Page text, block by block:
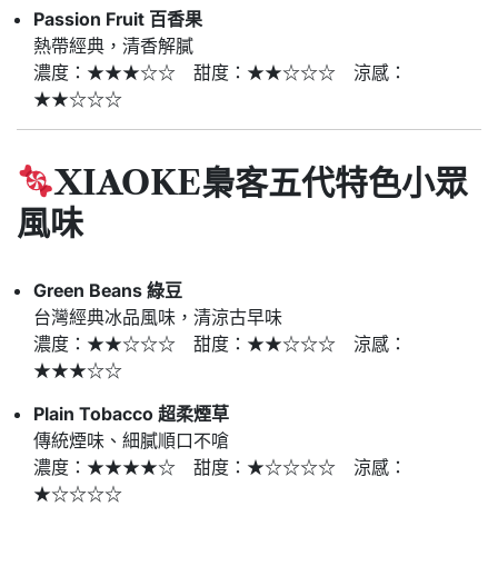
Passion Fruit 百香果
熱帶經典，清香解膩
濃度：★★★☆☆ 甜度：★★☆☆☆ 涼感：
★★☆☆☆
XIAOKE梟客五代特色小眾
風味
Green Beans 綠豆
台灣經典冰品風味，清涼古早味
濃度：★★☆☆☆ 甜度：★★☆☆☆ 涼感：
★★★☆☆
Plain Tobacco 超柔煙草
傳統煙味、細膩順口不嗆
濃度：★★★★☆ 甜度：★☆☆☆☆ 涼感：
★☆☆☆☆